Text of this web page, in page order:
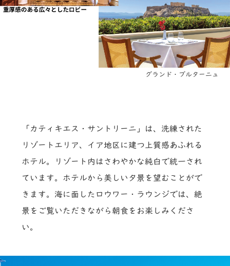
グランド・ブルターニュ
「カティキエス・サントリーニ」は、洗練された
リゾートエリア、イア地区に建つ上質感あふれる
ホテル。リゾート内はさわやかな純白で統一され
ています。ホテルから美しい夕景を望むことがで
きます。海に面したロウワー・ラウンジでは、絶
景をご覧いただきながら朝食をお楽しみくださ
い。